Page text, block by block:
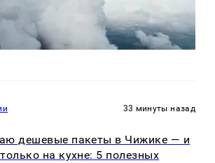
33 минуты назад
дешевые пакеты в Чижике — и
на кухне: 5 полезных